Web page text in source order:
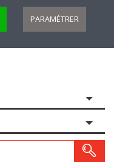
PARAMÉTRER